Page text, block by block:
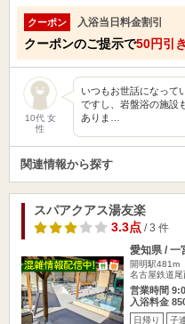
クーポン 入浴当日料金割引
クーポンのご提示で50円引
10代 女
性
いつもお世話になって
ですし、岩盤浴の施設
ありま…
関連情報から探す
スパアクアス湯友楽
3.3点/ 3 件
愛知県 / 一
開明駅481m
名古屋鉄道
営業時間
入浴料金
日帰り 子